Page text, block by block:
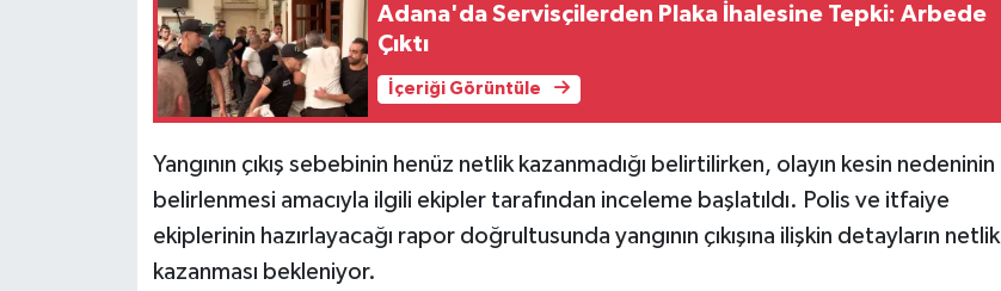
Adana'da Servisçilerden Plaka İhalesine Tepki: Arbede
Çıktı
İçeriği Görüntüle
Yangının çıkış sebebinin henüz netlik kazanmadığı belirtilirken, olayın kesin nedeninin
belirlenmesi amacıyla ilgili ekipler tarafından inceleme başlatıldı. Polis ve itfaiye
ekiplerinin hazırlayacağı rapor doğrultusunda yangının çıkışına ilişkin detayların netlik
kazanması bekleniyor.